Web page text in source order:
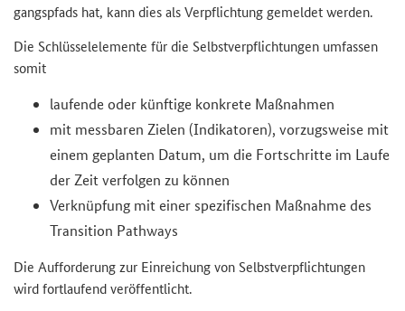
gangs­pfads hat, kann dies als Ver­pflich­tung ge­mel­det wer­den.
Die Schlüs­sel­ele­men­te für die Selbst­ver­pflich­tun­gen um­fas­sen
somit
lau­fen­de oder künf­ti­ge kon­kre­te Maß­nah­men
mit mess­ba­ren Zie­len (In­di­ka­to­ren), vor­zugs­wei­se mit
einem ge­plan­ten Datum, um die Fort­schrit­te im Laufe
der Zeit ver­fol­gen zu kön­nen
Ver­knüp­fung mit einer spe­zi­fi­schen Maß­nah­me des
Transition Pathways
Die Auf­for­de­rung zur Ein­rei­chung von Selbst­ver­pflich­tun­gen
wird fort­lau­fend ver­öf­fent­licht.